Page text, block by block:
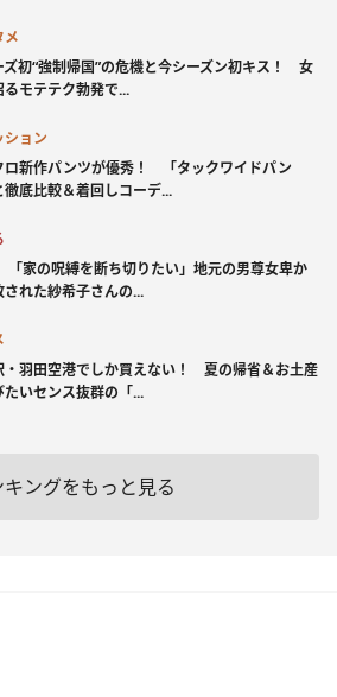
メ
ズ初“強制帰国”の危機と今シーズン初キス！ 女
るモテテク勃発で...
ション
ロ新作パンツが優秀！ 「タックワイドパン
徹底比較＆着回しコーデ...
「家の呪縛を断ち切りたい」地元の男尊女卑か
された紗希子さんの...
・羽田空港でしか買えない！ 夏の帰省＆お土産
たいセンス抜群の「...
キングをもっと見る